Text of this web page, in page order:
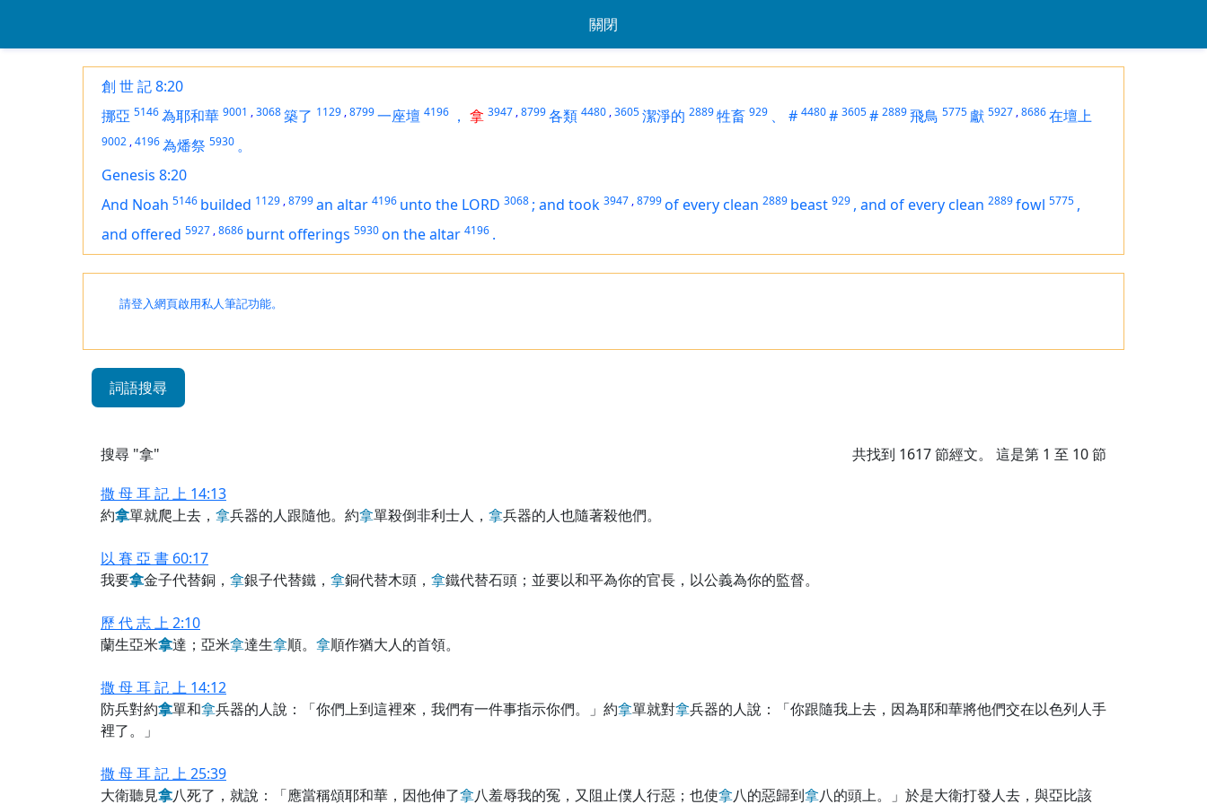
關閉
創 世 記 8:20
挪亞 5146為耶和華 9001 ,3068築了 1129 ,8799一座壇 4196 ， 拿 3947 ,8799各類 4480 ,3605潔淨的 2889牲畜 929 、 # 4480# 3605# 2889飛鳥 5775 獻 5927 ,8686在壇上
9002 ,4196為燔祭 5930 。
Genesis 8:20
And Noah 5146 builded 1129 ,8799an altar 4196 unto the LORD 3068 ; and took 3947 ,8799of every clean 2889 beast 929 , and of every clean 2889fowl 5775 ,
and offered 5927 ,8686 burnt offerings 5930on the altar 4196 .
請登入網頁啟用私人筆記功能。
詞語搜尋
搜尋 "拿" 共找到 1617節經文。 這是第 1 至 10 節
撒 母 耳 記 上 14:13
約拿單就爬上去， 拿兵器的人跟隨他。約拿單殺倒非利士人， 拿兵器的人也隨著殺他們。
以 賽 亞 書 60:17
我要拿金子代替銅， 拿銀子代替鐵， 拿銅代替木頭， 拿鐵代替石頭；並要以和平為你的官長，以公義為你的監督。
歷 代 志 上 2:10
蘭生亞米拿達；亞米拿達生拿順。 拿順作猶大人的首領。
撒 母 耳 記 上 14:12
防兵對約拿單和拿兵器的人說：「你們上到這裡來，我們有一件事指示你們。」約拿單就對拿兵器的人說：「你跟隨我上去，因為耶和華將他們交在以色列人手
裡了。」
撒 母 耳 記 上 25:39
大衛聽見拿八死了，就說：「應當稱頌耶和華，因他伸了拿八羞辱我的冤，又阻止僕人行惡；也使拿八的惡歸到拿八的頭上。」於是大衛打發人去，與亞比該